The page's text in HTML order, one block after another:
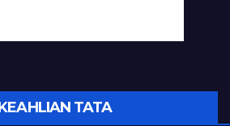
TATA